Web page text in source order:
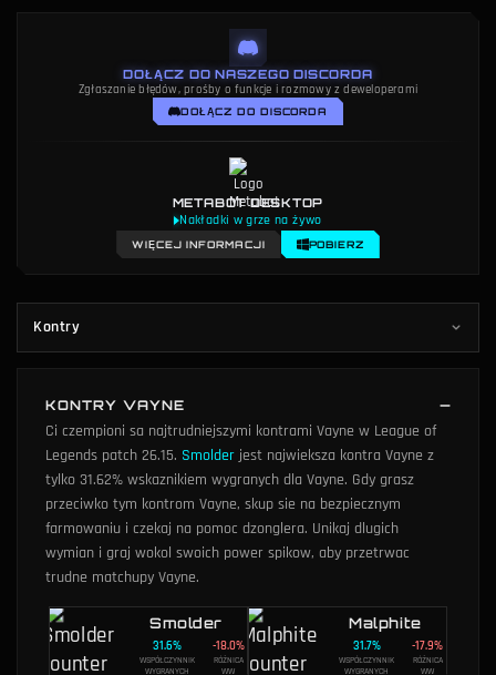
DOŁĄCZ DO NASZEGO DISCORDA
Zgłaszanie błędów, prośby o funkcje i rozmowy z deweloperami
DOŁĄCZ DO DISCORDA
METABOT DESKTOP
Nakładki w grze na żywo
WIĘCEJ INFORMACJI POBIERZ
Kontry
KONTRY VAYNE
Ci czempioni sa najtrudniejszymi kontrami Vayne w League of
Legends patch 26.15. Smolder jest najwieksza kontra Vayne z
tylko 31.62% wskaznikiem wygranych dla Vayne. Gdy grasz
przeciwko tym kontrom Vayne, skup sie na bezpiecznym
farmowaniu i czekaj na pomoc dzonglera. Unikaj dlugich
wymian i graj wokol swoich power spikow, aby przetrwac
trudne matchupy Vayne.
Smolder
31.6%
WSPÓŁCZYNNIK
WYGRANYCH
-18.0%
RÓŻNICA
WW
Malphite
31.7%
WSPÓŁCZYNNIK
WYGRANYCH
-17.9%
RÓŻNICA
WW